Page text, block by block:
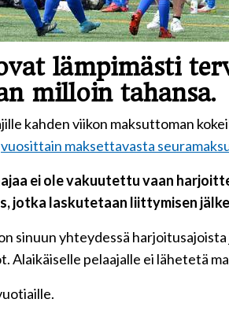
lämpimästi
milloin tahansa.
kahden viikon maksuttoman
vuosittain maksettavasta
ei ole vakuutettu vaan
jotka laskutetaan liittymisen
sinuun yhteydessä
Alaikäiselle pelaajalle ei lähetetä